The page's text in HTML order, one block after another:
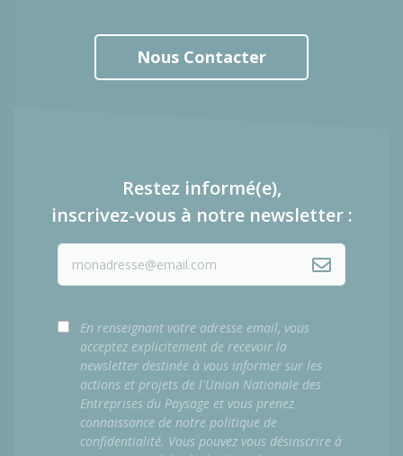
Nous Contacter
Restez informé(e),
inscrivez-vous à notre newsletter :
En renseignant votre adresse email, vous
acceptez explicitement de recevoir la
newsletter destinée à vous informer sur les
actions et projets de l'Union Nationale des
Entreprises du Paysage et vous prenez
connaissance de notre politique de
confidentialité. Vous pouvez vous désinscrire à